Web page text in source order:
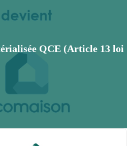
QCE (Article 13 loi